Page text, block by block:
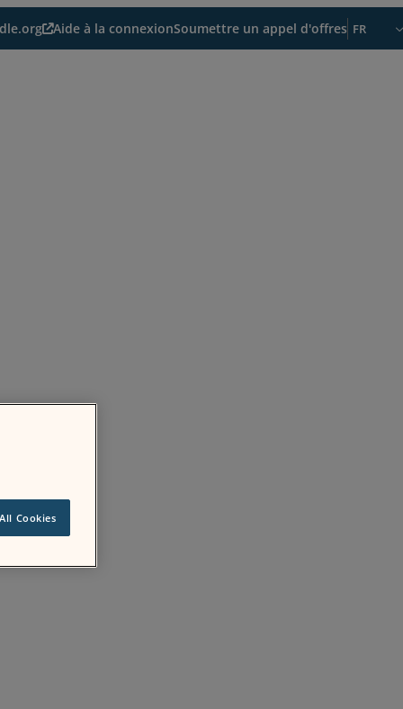
Aide à la connexionSoumettre un appel d'offres FR
Cookies